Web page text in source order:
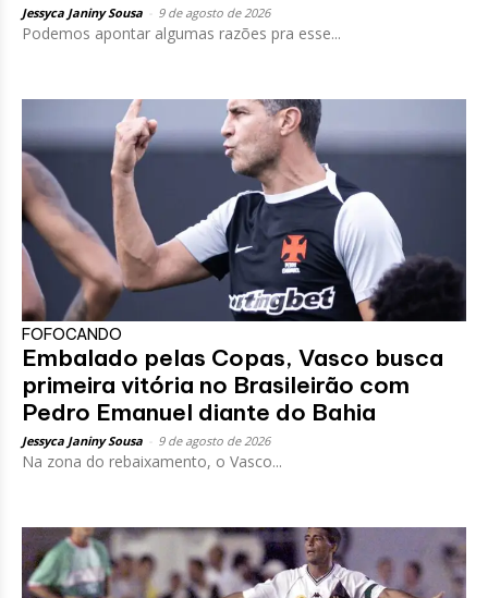
Jessyca Janiny Sousa 9 de agosto de 2026
Podemos apontar algumas razões pra esse...
FOFOCANDO
Embalado pelas Copas, Vasco busca
primeira vitória no Brasileirão com
Pedro Emanuel diante do Bahia
Jessyca Janiny Sousa 9 de agosto de 2026
Na zona do rebaixamento, o Vasco...